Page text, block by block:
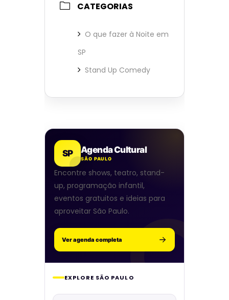
CATEGORIAS
O que fazer à Noite em
SP
Stand Up Comedy
SP Agenda Cultural
SÃO PAULO
Encontre shows, teatro, stand-
up, programação infantil,
eventos gratuitos e ideias para
aproveitar São Paulo.
Ver agenda completa
EXPLORE SÃO PAULO